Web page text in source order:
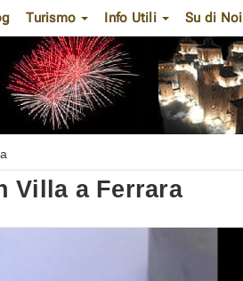
Turismo Info Utili Su di Noi
Villa a Ferrara